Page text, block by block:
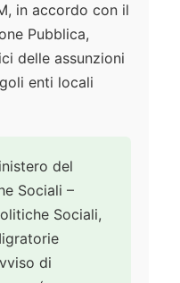
in accordo con il
Pubblica,
delle assunzioni
enti locali
del
Sociali –
Sociali,
di